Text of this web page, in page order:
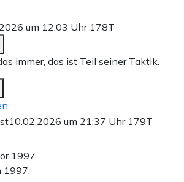
um 12:03 Uhr 178T
immer, das ist Teil seiner Taktik.
10.02.2026 um 21:37 Uhr 179T
1997
1997.